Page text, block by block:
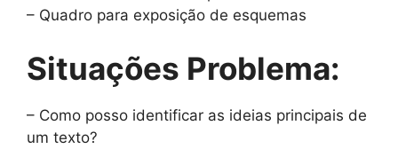
– Quadro para exposição de esquemas
Situações Problema:
– Como posso identificar as ideias principais de
um texto?